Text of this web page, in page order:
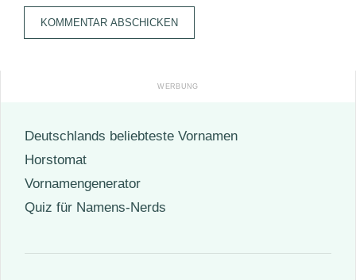
Adresse
Deutschlands beliebteste Vornamen
Horstomat
Vornamengenerator
Quiz für Namens-Nerds